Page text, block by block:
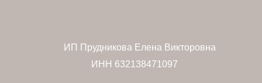
ИП Прудникова Елена Викторовна
ИНН 632138471097